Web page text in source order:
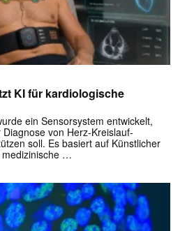
KI für kardiologische
ein Sensorsystem entwickelt,
von Herz-Kreislauf-
soll. Es basiert auf Künstlicher
medizinische …